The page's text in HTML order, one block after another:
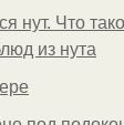
нут. Что
из нута